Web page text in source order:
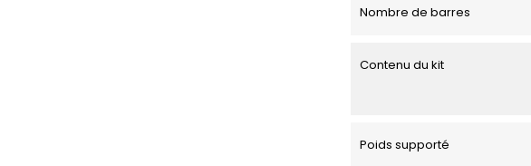
Nombre de barres
Contenu du kit
Poids supporté